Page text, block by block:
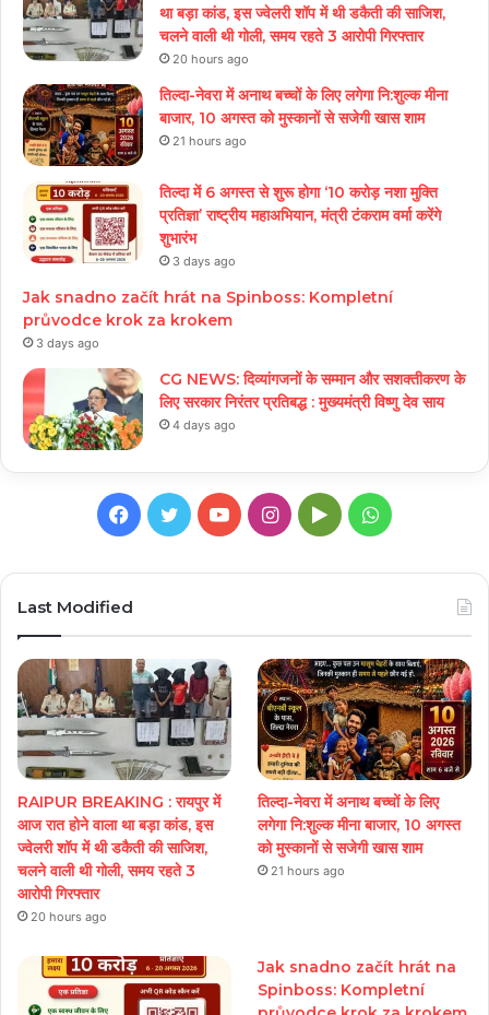
था बड़ा कांड, इस ज्वेलरी शॉप में थी डकैती की साजिश,
चलने वाली थी गोली, समय रहते 3 आरोपी गिरफ्तार
20 hours ago
तिल्दा-नेवरा में अनाथ बच्चों के लिए लगेगा नि:शुल्क मीना
बाजार, 10 अगस्त को मुस्कानों से सजेगी खास शाम
21 hours ago
तिल्दा में 6 अगस्त से शुरू होगा ‘10 करोड़ नशा मुक्ति
प्रतिज्ञा’ राष्ट्रीय महाअभियान, मंत्री टंकराम वर्मा करेंगे
शुभारंभ
3 days ago
Jak snadno začít hrát na Spinboss: Kompletní
průvodce krok za krokem
3 days ago
CG NEWS: दिव्यांगजनों के सम्मान और सशक्तीकरण के
लिए सरकार निरंतर प्रतिबद्ध : मुख्यमंत्री विष्णु देव साय
4 days ago
Facebook
TwitterYouTubeInstagram
GoogleWhatsApp
Last Modified
RAIPUR BREAKING : रायपुर में
आज रात होने वाला था बड़ा कांड, इस
ज्वेलरी शॉप में थी डकैती की साजिश,
चलने वाली थी गोली, समय रहते 3
आरोपी गिरफ्तार
20 hours ago
तिल्दा-नेवरा में अनाथ बच्चों के लिए
लगेगा नि:शुल्क मीना बाजार, 10 अगस्त
को मुस्कानों से सजेगी खास शाम
21 hours ago
Jak snadno začít hrát na
Spinboss: Kompletní